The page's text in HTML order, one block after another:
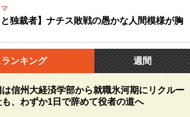
と独裁者】ナチス敗戦の愚かな人間模様が胸
ンキング 週間
信州大経済学部から就職氷河期にリクルー
も、わずか1日で辞めて役者の道へ